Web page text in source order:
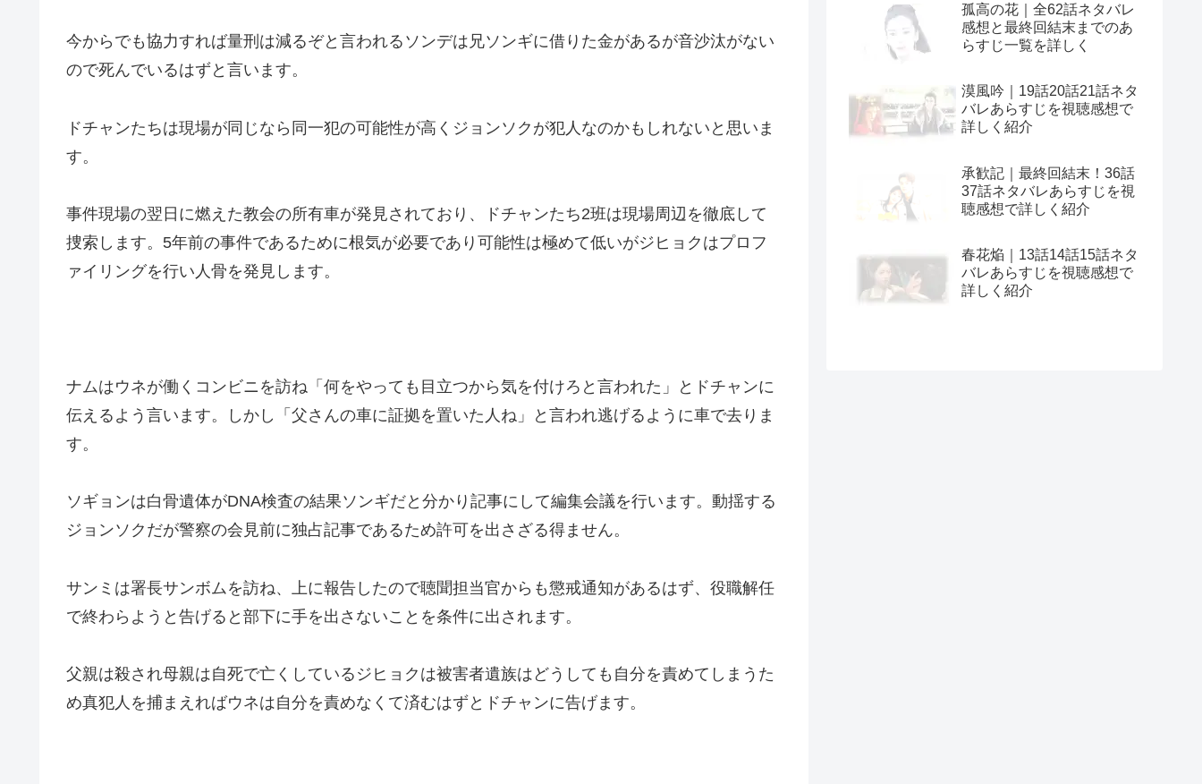
今からでも協力すれば量刑は減るぞと言われるソンデは兄ソンギに借りた金があるが音沙汰がない
ので死んでいるはずと言います。
ドチャンたちは現場が同じなら同一犯の可能性が高くジョンソクが犯人なのかもしれないと思いま
す。
事件現場の翌日に燃えた教会の所有車が発見されており、ドチャンたち2班は現場周辺を徹底して
捜索します。5年前の事件であるために根気が必要であり可能性は極めて低いがジヒョクはプロフ
ァイリングを行い人骨を発見します。
ナムはウネが働くコンビニを訪ね「何をやっても目立つから気を付けろと言われた」とドチャンに
伝えるよう言います。しかし「父さんの車に証拠を置いた人ね」と言われ逃げるように車で去りま
す。
ソギョンは白骨遺体がDNA検査の結果ソンギだと分かり記事にして編集会議を行います。動揺する
ジョンソクだが警察の会見前に独占記事であるため許可を出さざる得ません。
サンミは署長サンボムを訪ね、上に報告したので聴聞担当官からも懲戒通知があるはず、役職解任
で終わらようと告げると部下に手を出さないことを条件に出されます。
父親は殺され母親は自死で亡くしているジヒョクは被害者遺族はどうしても自分を責めてしまうた
め真犯人を捕まえればウネは自分を責めなくて済むはずとドチャンに告げます。
孤高の花｜全62話ネタバレ
感想と最終回結末までのあ
らすじ一覧を詳しく
漠風吟｜19話20話21話ネタ
バレあらすじを視聴感想で
詳しく紹介
承歓記｜最終回結末！36話
37話ネタバレあらすじを視
聴感想で詳しく紹介
春花焔｜13話14話15話ネタ
バレあらすじを視聴感想で
詳しく紹介